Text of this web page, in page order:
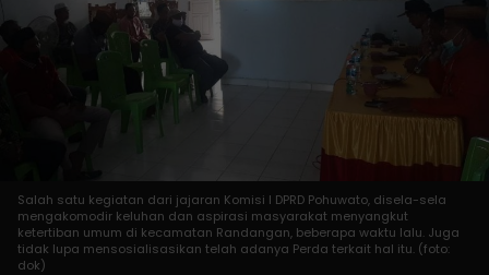
Salah satu kegiatan dari jajaran Komisi I DPRD Pohuwato, disela-sela
mengakomodir keluhan dan aspirasi masyarakat menyangkut
ketertiban umum di kecamatan Randangan, beberapa waktu lalu. Juga
tidak lupa mensosialisasikan telah adanya Perda terkait hal itu. (foto:
dok)